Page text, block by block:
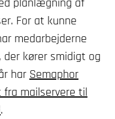
For at kunne
medarbejderne
kører smidigt og
har Semaphor
mailservere til
.